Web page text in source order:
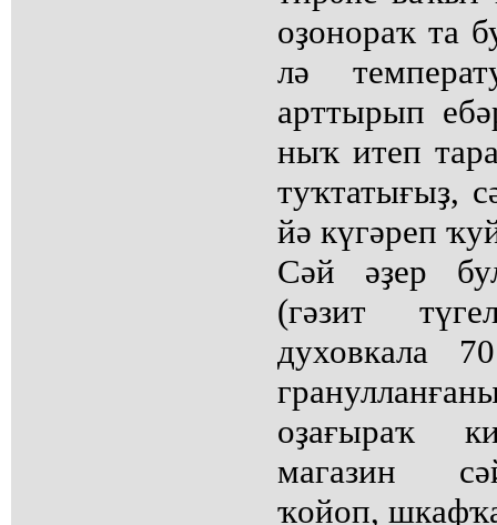
оҙонораҡ та
лә
арттырып
ныҡ итеп
туҡтатығыҙ,
йә күгәреп
Сәй әҙер
(гәзит
духовкала
оҙағыраҡ
магазин
ҡойоп,